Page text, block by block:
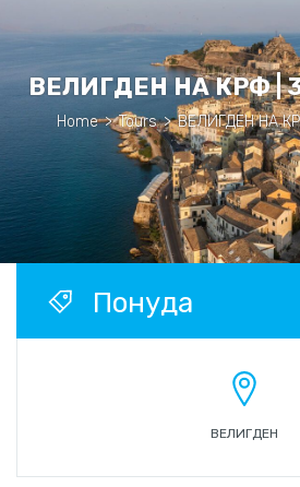
ВЕЛИГДЕН НА КРФ |
Home > Tours > ВЕЛИГДЕН НА
Понуда
ВЕЛИГДЕН